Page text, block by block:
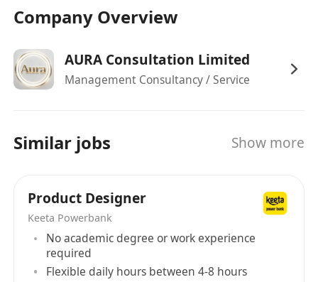
具備前後端界面整合思維，能針對常見功能模組
（如選單、表單、清單、彈跳視窗、分頁控制
器、狀態提示等）進行符合用戶心智模型的設計
擁有強大的設計特徵抽象與轉譯能力，可快速掌
握不同品牌調性與業務語境，靈活適配多樣化視
元件邏輯、使用情境系統性歸納為可複用、易維
者優先
熟練使用 Figma（含組件管理、自動佈局、協作
作交互原型或需求說明文件
具備粵語、普通話及基礎英文溝通能力，能以雙
Company Overview
AURA Consultation Limited
Management Consultancy / Service
Similar jobs Show more
Product Designer
Keeta Powerbank
No academic degree or work experience
required
Flexible daily hours between 4-8 hours